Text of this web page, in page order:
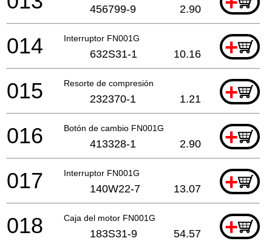
456799-9 2.90
Interruptor FN001G +
014 632S31-1 10.16
Resorte de compresión +
015 232370-1 1.21
Botón de cambio FN001G +
016 413328-1 2.90
Interruptor FN001G +
017 140W22-7 13.07
Caja del motor FN001G +
018 183S31-9 54.57